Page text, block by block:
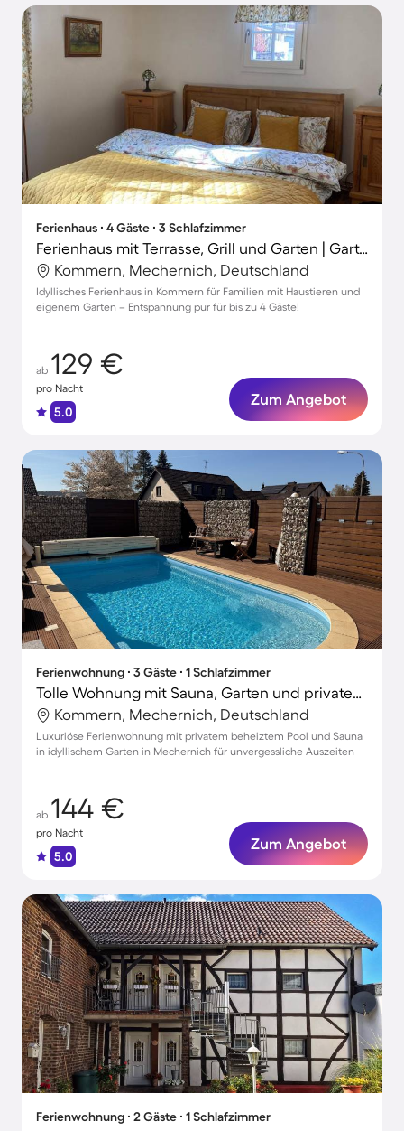
Ferienhaus ∙ 4 Gäste ∙ 3 Schlafzimmer
Ferienhaus mit Terrasse, Grill und Garten | Gartenblick
Kommern, Mechernich, Deutschland
Idyllisches Ferienhaus in Kommern für Familien mit Haustieren und
eigenem Garten – Entspannung pur für bis zu 4 Gäste!
ab 129 €
pro Nacht
5.0
Zum Angebot
Ferienwohnung ∙ 3 Gäste ∙ 1 Schlafzimmer
Tolle Wohnung mit Sauna, Garten und privatem Pool
Kommern, Mechernich, Deutschland
Luxuriöse Ferienwohnung mit privatem beheiztem Pool und Sauna
in idyllischem Garten in Mechernich für unvergessliche Auszeiten
ab 144 €
pro Nacht
5.0
Zum Angebot
Ferienwohnung ∙ 2 Gäste ∙ 1 Schlafzimmer